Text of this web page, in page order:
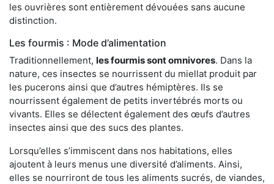
les ouvrières sont entièrement dévouées sans aucune
distinction.
Les fourmis : Mode d’alimentation
Traditionnellement, les fourmis sont omnivores. Dans la
nature, ces insectes se nourrissent du miellat produit par
les pucerons ainsi que d’autres hémiptères. Ils se
nourrissent également de petits invertébrés morts ou
vivants. Elles se délectent également des œufs d’autres
insectes ainsi que des sucs des plantes.
Lorsqu’elles s’immiscent dans nos habitations, elles
ajoutent à leurs menus une diversité d’aliments. Ainsi,
elles se nourriront de tous les aliments sucrés, de viandes,